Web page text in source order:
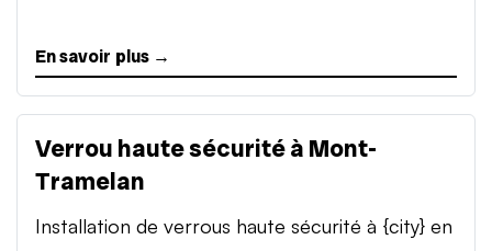
En savoir plus →
Verrou haute sécurité à Mont-
Tramelan
Installation de verrous haute sécurité à {city} en